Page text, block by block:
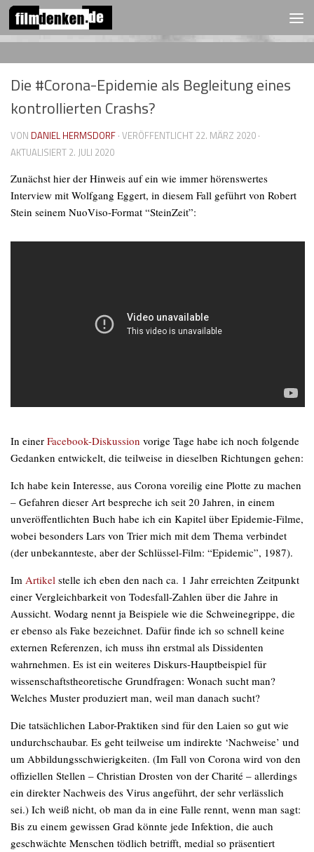
Zum Inhalt springenFOLGEN:
Die #Corona-Epidemie als Begleitung eines
kontrollierten Crashs?
VON DANIEL HERMSDORF · VERÖFFENTLICHT 22. MÄRZ 2020 ·
AKTUALISIERT 2. JULI 2020
Zunächst hier der Hinweis auf ein wie immer hörenswertes
Interview mit Wolfgang Eggert, in diesem Fall geführt von Robert
Stein seinem NuoViso-Format “SteinZeit”:
In einer Facebook-Diskussion vorige Tage habe ich noch folgende
Gedanken entwickelt, die teilweise in dieselben Richtungen gehen:
Ich habe kein Interesse, aus Corona voreilig eine Plotte zu machen
– Gefahren dieser Art bespreche ich seit 20 Jahren, in einem
unveröffentlichten Buch habe ich ein Kapitel über Epidemie-Filme,
wobei besonders Lars von Trier mich mit dem Thema verbindet
(der unbekannteste, aber der Schlüssel-Film: “Epidemic”, 1987).
Im Artikel stelle ich eben den nach ca. 1 Jahr erreichten Zeitpunkt
einer Vergleichbarkeit von Todesfall-Zahlen über die Jahre in
Aussicht. Wodarg nennt ja Beispiele wie die Schweinegrippe, die
er ebenso als Fake bezeichnet. Dafür finde ich so schnell keine
externen Referenzen, ich muss ihn erstmal als Dissidenten
wahrnehmen. Es ist ein weiteres Diskurs-Hauptbeispiel für
wissenschaftstheoretische Grundfragen: Wonach sucht man?
Welches Muster produziert man, weil man danach sucht?
Die tatsächlichen Labor-Praktiken sind für den Laien so gut wie
undurchschaubar. Es geht teilweise um indirekte ‘Nachweise’ und
um Abbildungsschwierigkeiten. (Im Fall von Corona wird von den
offiziellen Stellen – Christian Drosten von der Charité – allerdings
ein direkter Nachweis des Virus angeführt, der sehr verlässlich
sei.) Ich weiß nicht, ob man da in eine Falle rennt, wenn man sagt:
Bis zu einem gewissen Grad könnte jede Infektion, die auch
geschwächte Menschen tödlich betrifft, medial so präsentiert